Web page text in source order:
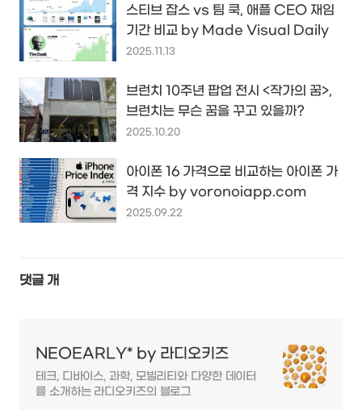
스티브 잡스 vs 팀 쿡, 애플 CEO 재임
기간 비교 by Made Visual Daily
2025.11.13
브런치 10주년 팝업 전시 <작가의 꿈>,
브런치는 무슨 꿈을 꾸고 있을까?
2025.10.20
아이폰 16 가격으로 비교하는 아이폰 가
격 지수 by voronoiapp.com
2025.09.22
댓글 개
NEOEARLY* by 라디오키즈
테크, 디바이스, 과학, 모빌리티와 다양한 데이터
를 소개하는 라디오키즈의 블로그